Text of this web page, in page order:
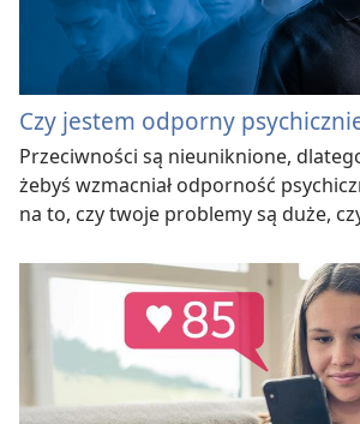
Czy jestem odporny
Przeciwności są nieuniknione,
żebyś wzmacniał odporność
na to, czy twoje problemy są duże,